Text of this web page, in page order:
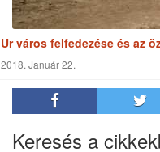
Ur város felfedezése és az
2018. Január 22.
Keresés a